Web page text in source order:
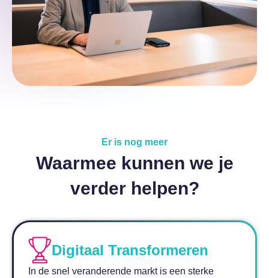
Er is nog meer
Waarmee kunnen we je
verder helpen?
Digitaal Transformeren
In de snel veranderende markt is een sterke